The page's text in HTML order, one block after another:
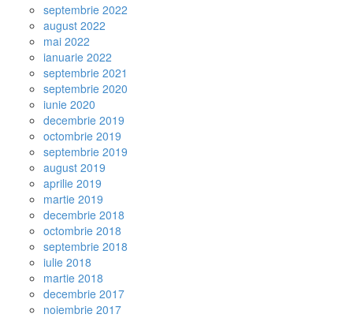
septembrie 2022
august 2022
mai 2022
ianuarie 2022
septembrie 2021
septembrie 2020
iunie 2020
decembrie 2019
octombrie 2019
septembrie 2019
august 2019
aprilie 2019
martie 2019
decembrie 2018
octombrie 2018
septembrie 2018
iulie 2018
martie 2018
decembrie 2017
noiembrie 2017